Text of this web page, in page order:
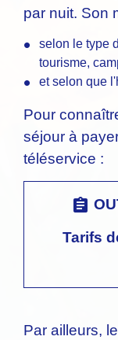
par nuit. Son
selon le type
tourisme,
et selon que
Pour
séjour à
téléservice :
assignment
Tarifs
Par ailleurs,